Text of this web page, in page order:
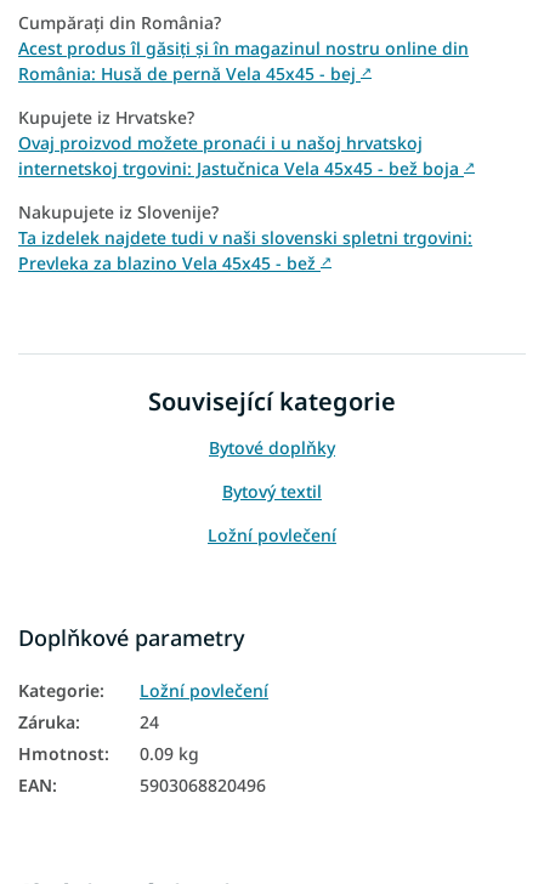
Cumpărați din România?
Acest produs îl găsiți și în magazinul nostru online din
România: Husă de pernă Vela 45x45 - bej ↗
Kupujete iz Hrvatske?
Ovaj proizvod možete pronaći i u našoj hrvatskoj
internetskoj trgovini: Jastučnica Vela 45x45 - bež boja ↗
Nakupujete iz Slovenije?
Ta izdelek najdete tudi v naši slovenski spletni trgovini:
Prevleka za blazino Vela 45x45 - bež ↗
Související kategorie
Bytové doplňky
Bytový textil
Ložní povlečení
Doplňkové parametry
Kategorie:
Ložní povlečení
Záruka:
24
Hmotnost:
0.09 kg
EAN: 5903068820496